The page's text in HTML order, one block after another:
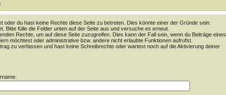
oder du hast keine Rechte diese Seite zu betreten. Dies könnte einer der Gründe sein:
Bitte fülle die Felder unten auf der Seite aus und versuche es erneut.
Rechte, um auf diese Seite zuzugreifen. Dies kann der Fall sein, wenn du Beiträge eines
möchtest oder administrative bzw. andere nicht erlaubte Funktionen aufrufst.
zu verfassen und hast keine Schreibrechte oder wartest noch auf die Aktivierung deiner